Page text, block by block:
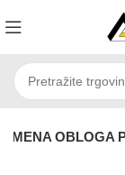
OBLOGA